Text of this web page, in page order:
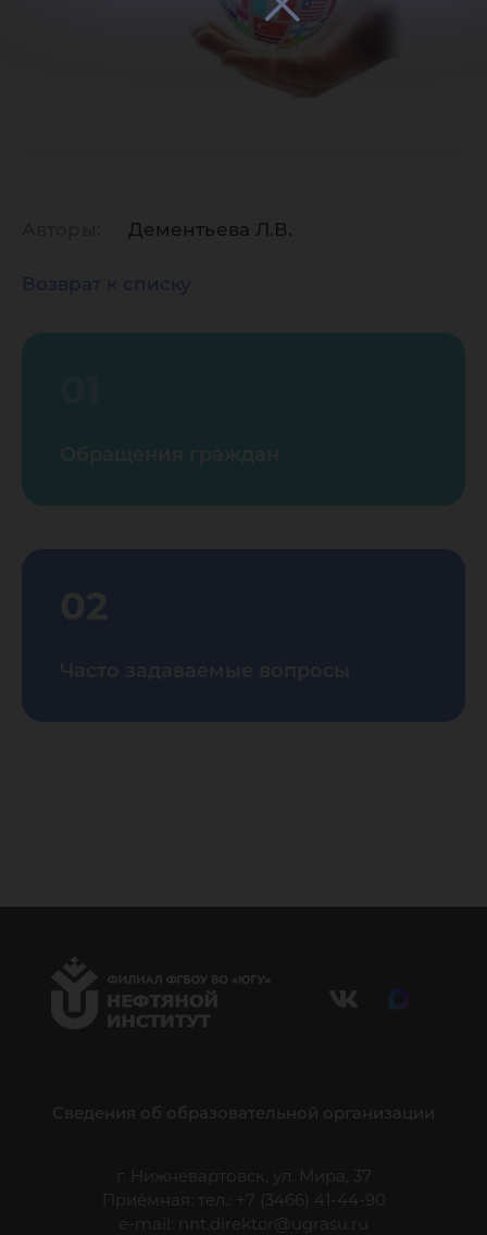
Дементьева Л.В.
Возврат к списку
Сведения об образовательной организации
г. Нижневартовск, ул. Мира, 37
Приёмная: тел.: +7 (3466) 41-44-90
e-mail:
nnt.direktor@ugrasu.ru